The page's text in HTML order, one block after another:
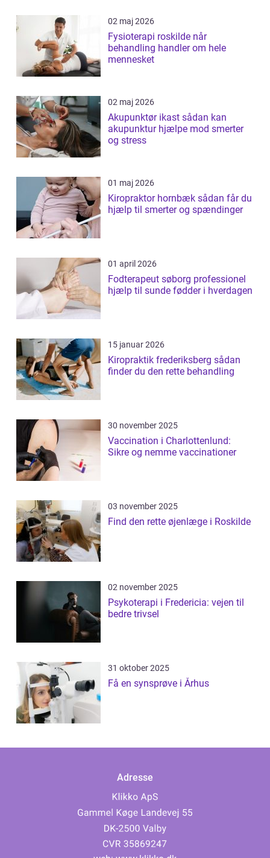
02 maj 2026
Fysioterapi roskilde når
behandling handler om hele
mennesket
02 maj 2026
Akupunktør ikast sådan kan
akupunktur hjælpe mod smerter
og stress
01 maj 2026
Kiropraktor hornbæk sådan får du
hjælp til smerter og spændinger
01 april 2026
Fodterapeut søborg professionel
hjælp til sunde fødder i hverdagen
15 januar 2026
Kiropraktik frederiksberg sådan
finder du den rette behandling
30 november 2025
Vaccination i Charlottenlund:
Sikre og nemme vaccinationer
03 november 2025
Find den rette øjenlæge i Roskilde
02 november 2025
Psykoterapi i Fredericia: vejen til
bedre trivsel
31 oktober 2025
Få en synsprøve i Århus
Adresse